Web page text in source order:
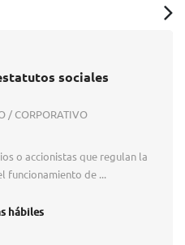
sociales
/ CORPORATIVO
o accionistas que regulan la
funcionamiento de ...
hábiles